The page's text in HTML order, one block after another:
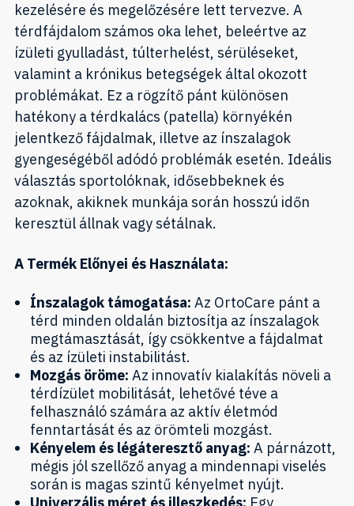
kezelésére és megelőzésére lett tervezve. A
térdfájdalom számos oka lehet, beleértve az
ízületi gyulladást, túlterhelést, sérüléseket,
valamint a krónikus betegségek által okozott
problémákat. Ez a rögzítő pánt különösen
hatékony a térdkalács (patella) környékén
jelentkező fájdalmak, illetve az ínszalagok
gyengeségéből adódó problémák esetén. Ideális
választás sportolóknak, idősebbeknek és
azoknak, akiknek munkája során hosszú időn
keresztül állnak vagy sétálnak.
A Termék Előnyei és Használata:
Ínszalagok támogatása: Az OrtoCare pánt a
térd minden oldalán biztosítja az ínszalagok
megtámasztását, így csökkentve a fájdalmat
és az ízületi instabilitást.
Mozgás öröme: Az innovatív kialakítás növeli a
térdízület mobilitását, lehetővé téve a
felhasználó számára az aktív életmód
fenntartását és az örömteli mozgást.
Kényelem és légáteresztő anyag: A párnázott,
mégis jól szellőző anyag a mindennapi viselés
során is magas szintű kényelmet nyújt.